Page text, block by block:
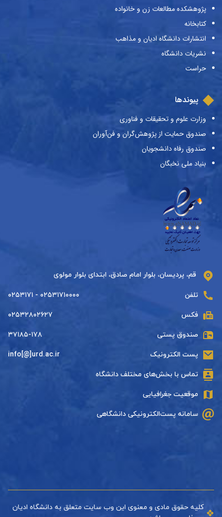
پژوهشکده مطالعات زن و خانواده
کتابخانه
انتشارات دانشگاه ادیان و مذاهب
نشریات دانشگاه
حراست
پیوندها
وزارت علوم و تحقیقات و فناوری
صندوق حمایت از پژوهش‌گران و فن‌آوران
صندوق رفاه دانشجویان
بنیاد ملی نخبگان
قم، پردیسان، بلوار امام صادق، ابتدای بلوار مولوی
تلفن ۰۲۵۳۱۷۱۰۰۰۰ - ۰۲۵۳۱۷۱
فکس ۰۲۵۳۲۸۰۲۶۲۷
صندوق پستی ۳۷۱۸۵-۱۷۸
پست الکترونیک info[@]urd.ac.ir
تماس با بخش‌های مختلف دانشگاه
موقعیت جغرافیایی
سامانه پست‌الکترونیکی دانشگاهی
کلیه حقوق مادی و معنوی این وب سایت متعلق به دانشگاه ادیان